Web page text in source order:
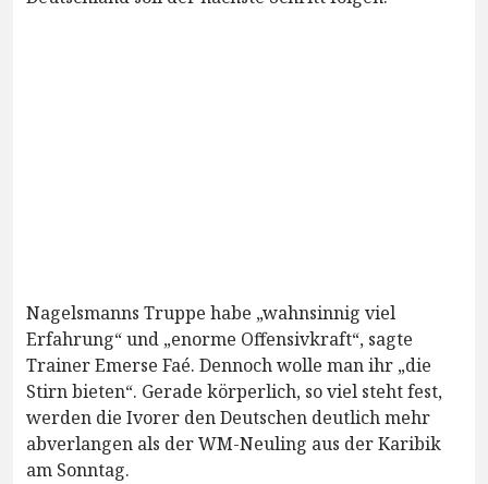
Nagelsmanns Truppe habe „wahnsinnig viel
Erfahrung“ und „enorme Offensivkraft“, sagte
Trainer Emerse Faé. Dennoch wolle man ihr „die
Stirn bieten“. Gerade körperlich, so viel steht fest,
werden die Ivorer den Deutschen deutlich mehr
abverlangen als der WM-Neuling aus der Karibik
am Sonntag.